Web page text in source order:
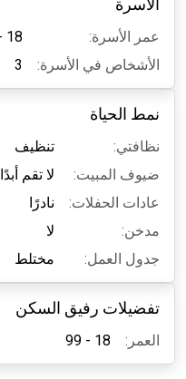
الأسرة
عمر الأسرة:
18 - 99
الأشخاص في الأسرة:
3
نمط الحياة
نظافتي:
تنظيف
ضيوف المبيت:
لا تقم أبدًا
عادات الحفلات:
نادرًا
مدخن:
لا
جدول العمل:
مختلط
تفضيلات رفيق السكن
العمر: 18 - 99